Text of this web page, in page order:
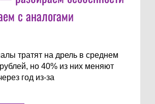
с аналогами
тратят на дрель в среднем
но 40% из них меняют
год из-за